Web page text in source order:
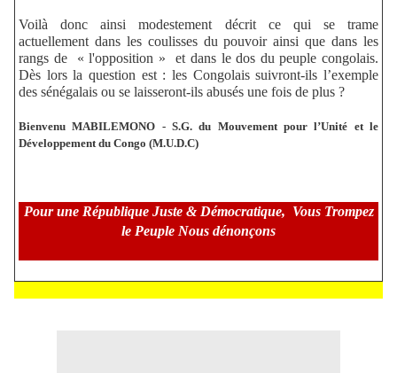
Voilà donc ainsi modestement décrit ce qui se trame
actuellement dans les coulisses du pouvoir ainsi que dans les
rangs de « l'opposition »
et dans le dos du peuple congolais.
Dès lors la question est : les Congolais suivront-ils l’exemple
des sénégalais ou se laisseront-ils abusés une fois de plus ?
Bienvenu MABILEMONO - S.G. du Mouvement pour l’Unité et le
Développement du Congo (M.U.D.C)
Pour une République Juste & Démocratique, Vous Trompez
le Peuple Nous dénonçons